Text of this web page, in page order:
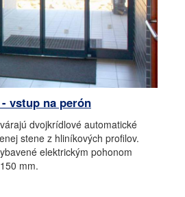
vstup na perón
dvojkrídlové automatické
stene z hliníkových profilov.
elektrickým pohonom
mm.